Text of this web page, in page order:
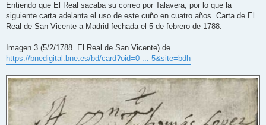
a
j
e
Entiendo que El Real sacaba su correo por Talavera, por lo que la
siguiente carta adelanta el uso de este cuño en cuatro años. Carta de El
Real de San Vicente a Madrid fechada el 5 de febrero de 1788.
Imagen 3 (5/2/1788. El Real de San Vicente) de
https://bnedigital.bne.es/bd/card?oid=0 ... 5&site=bdh